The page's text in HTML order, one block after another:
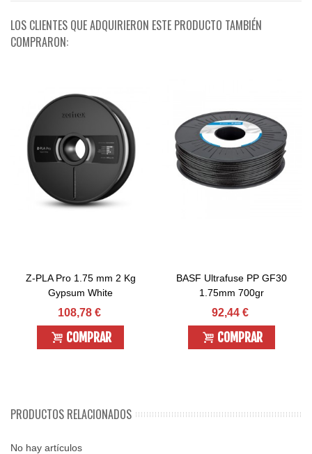
LOS CLIENTES QUE ADQUIRIERON ESTE PRODUCTO TAMBIÉN
COMPRARON:
Z-PLA Pro 1.75 mm 2 Kg
Gypsum White
108,78 €
COMPRAR
BASF Ultrafuse PP GF30
1.75mm 700gr
92,44 €
COMPRAR
PRODUCTOS RELACIONADOS
No hay artículos